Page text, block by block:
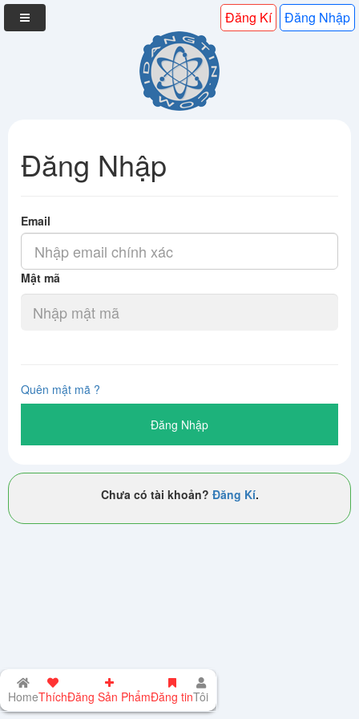
Đăng Kí Đăng Nhập
Đăng Nhập
Email
Mật mã
Quên mật mã ?
Đăng Nhập
Chưa có tài khoản? Đăng Kí.
HomeThíchĐăng Sản PhẩmĐăng tinTôi